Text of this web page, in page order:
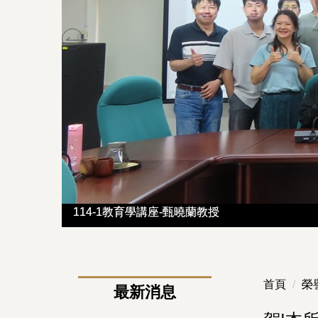
114-1教育學講座-甄曉蘭教授
114-1教育學講座-甄曉蘭教授
最新消息 首頁 榮